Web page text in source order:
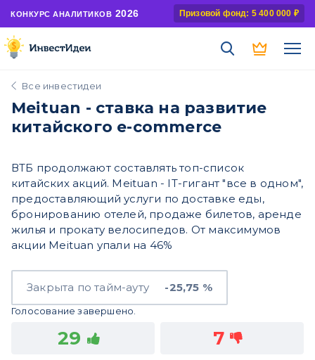
КОНКУРС АНАЛИТИКОВ 2026 Призовой фонд: 5 400 000 ₽
Все инвестидеи
Meituan - ставка на развитие
китайского e-commerce
ВТБ продолжают составлять топ-список
китайских акций. Meituan - IT-гигант "все в одном",
предоставляющий услуги по доставке еды,
бронированию отелей, продаже билетов, аренде
жилья и прокату велосипедов. От максимумов
акции Meituan упали на 46%
Закрыта по тайм-ауту -25,75 %
Голосование завершено.
29 7